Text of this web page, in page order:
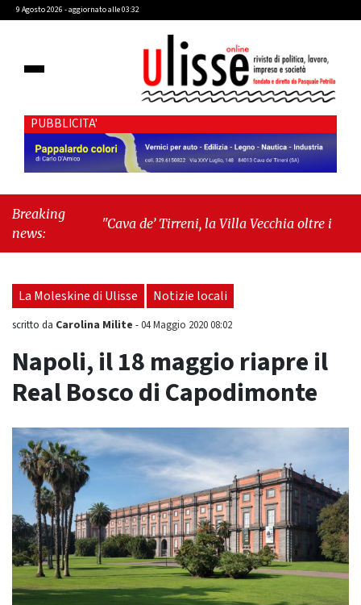
9 Agosto 2026 - aggiornato alle 03:32
PUBBLICITA'
Breaking
news:
"Cava de’ Tirreni, la Villa Vecchia oltre i vandali: il
consiliare: “Serve chiarezza!”"
La Moleskine di Ulisse Notizie locali
scritto da Carolina Milite -04 Maggio 2020 08:02
Napoli, il 18 maggio riapre il
Real Bosco di Capodimonte